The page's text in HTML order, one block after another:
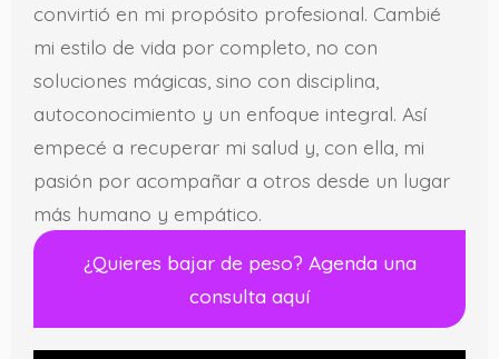
convirtió en mi propósito profesional. Cambié
mi estilo de vida por completo, no con
soluciones mágicas, sino con disciplina,
autoconocimiento y un enfoque integral. Así
empecé a recuperar mi salud y, con ella, mi
pasión por acompañar a otros desde un lugar
más humano y empático.
¿Quieres bajar de peso? Agenda una
consulta aquí